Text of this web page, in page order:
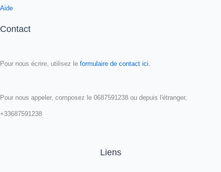
Aide
Contact
Pour nous écrire, utilisez le formulaire de contact ici
Pour nous appeler, composez le 0687591238 ou depuis l'étranger,
+33687591238
Liens